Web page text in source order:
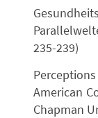
235-239)
American
Chapman